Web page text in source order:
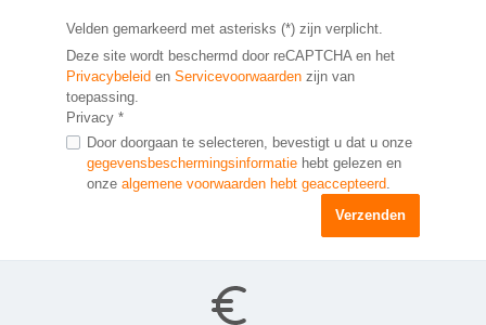
Velden gemarkeerd met asterisks (*) zijn verplicht.
Deze site wordt beschermd door reCAPTCHA en het
Privacybeleid en Servicevoorwaarden zijn van
toepassing.
Privacy *
Door doorgaan te selecteren, bevestigt u dat u onze
gegevensbeschermingsinformatie hebt gelezen en
onzealgemene voorwaarden hebt geaccepteerd
Verzenden